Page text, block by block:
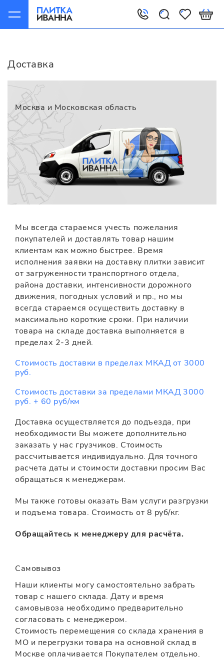
Доставка
Москва и Московская область
Мы всегда стараемся учесть пожелания
покупателей и доставлять товар нашим
клиентам как можно быстрее. Время
исполнения заявки на доставку плитки зависит
от загруженности транспортного отдела,
района доставки, интенсивности дорожного
движения, погодных условий и пр., но мы
всегда стараемся осуществить доставку в
максимально короткие сроки. При наличии
товара на складе доставка выполняется в
пределах 2-3 дней.
Стоимость доставки в пределах МКАД от 3000
руб.
Стоимость доставки за пределами МКАД 3000
руб. + 60 руб/км
Доставка осуществляется до подъезда, при
необходимости Вы можете дополнительно
заказать у нас грузчиков. Стоимость
рассчитывается индивидуально. Для точного
расчета даты и стоимости доставки просим Вас
обращаться к менеджерам.
Мы также готовы оказать Вам услуги разгрузки
и подъема товара. Стоимость от 8 руб/кг.
Обращайтесь к менеджеру для расчёта.
Самовывоз
Наши клиенты могу самостоятельно забрать
товар с нашего склада. Дату и время
самовывоза необходимо предварительно
согласовать с менеджером.
Стоимость перемещения со склада хранения в
МО и перегрузки товара на основной склад в
Москве оплачивается Покупателем отдельно.